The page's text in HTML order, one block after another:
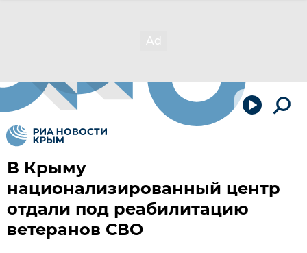
В Крыму
национализированный центр
отдали под реабилитацию
ветеранов СВО